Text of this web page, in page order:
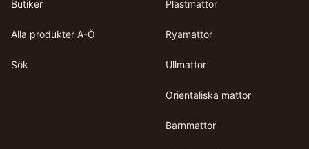
Butiker
Alla produkter A-Ö
Sök
Plastmattor
Ryamattor
Ullmattor
Orientaliska mattor
Barnmattor